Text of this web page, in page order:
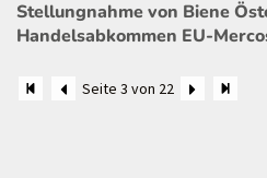
Stellungnahme von Biene
Handelsabkommen EU-
Seite 3 von 22